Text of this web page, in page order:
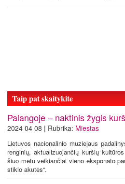
Taip pat skaitykite
Palangoje – naktinis žygis
2024 04 08 | Rubrika: Miestas
Lietuvos nacionalinio muziejaus
renginių, aktualizuojančių kuršių
šiuo metu veikiančiai vieno eksponato
stiklo akutės“.